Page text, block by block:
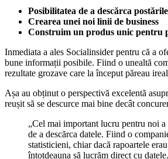
Posibilitatea de a descărca
Crearea unei noi linii de business
Construim un produs unic pentru
Inmediata a ales Socialinsider pentru că a
bune informații posibile. Fiind o unealtă
rezultate grozave care la început păreau
Așa au obținut o perspectivă excelentă
reușit să se descurce mai bine decât
„Cel mai important lucru pentru noi
de a descărca datele. Fiind o
statisticieni, chiar dacă rapoartele
întotdeauna să lucrăm direct cu